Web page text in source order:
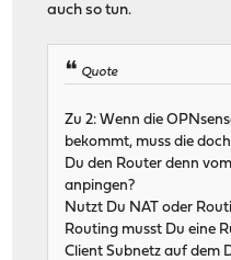
auch so tun.
Quote
Zu 2: Wenn die
bekommt, muss die
Du den Router denn
anpingen?
Nutzt Du NAT oder
Routing musst Du eine
Client Subnetz auf dem